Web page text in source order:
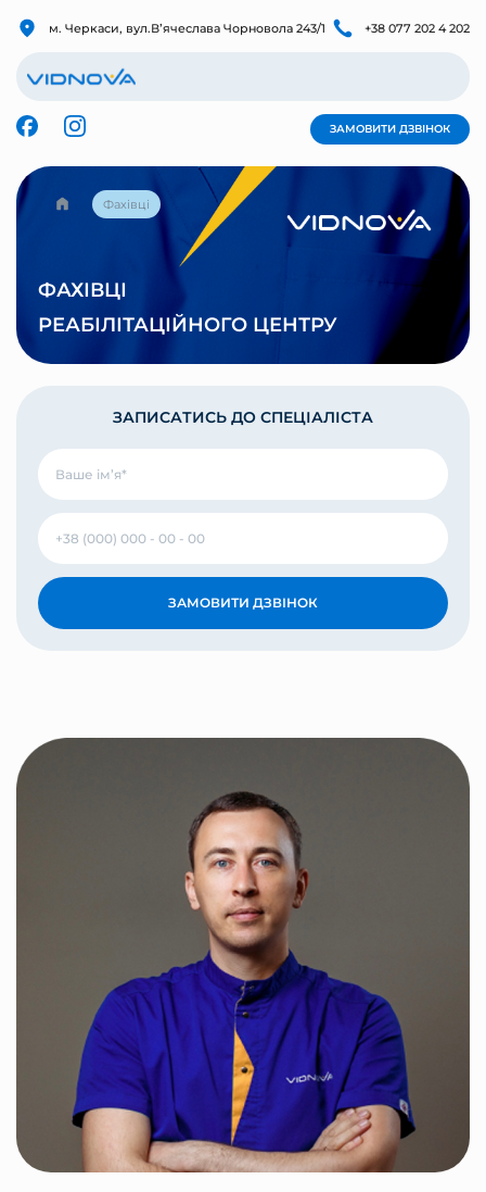
м. Черкаси, вул.Вʼячеслава Чорновола 243/1 +38 077 202 4 202
ЗАМОВИТИ ДЗВІНОК
Фахівці
ФАХІВЦІ
РЕАБІЛІТАЦІЙНОГО ЦЕНТРУ
ЗАПИСАТИСЬ ДО СПЕЦІАЛІСТА
ЗАМОВИТИ ДЗВІНОК